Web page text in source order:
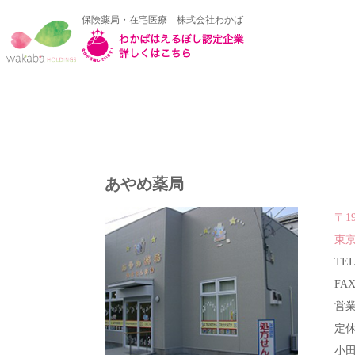
保険薬局・在宅医療 株式会社わかば
あやめ薬局
〒
東
営
定
小